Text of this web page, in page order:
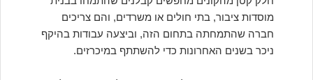
מוסדות ציבור, בתי חולים או משרדים, והם צריכים
חברה שהתמחתה בתחום הזה, וביצעה עבודות בהיקף
ניכר בשנים האחרונות כדי להשתתף במיכרזים.